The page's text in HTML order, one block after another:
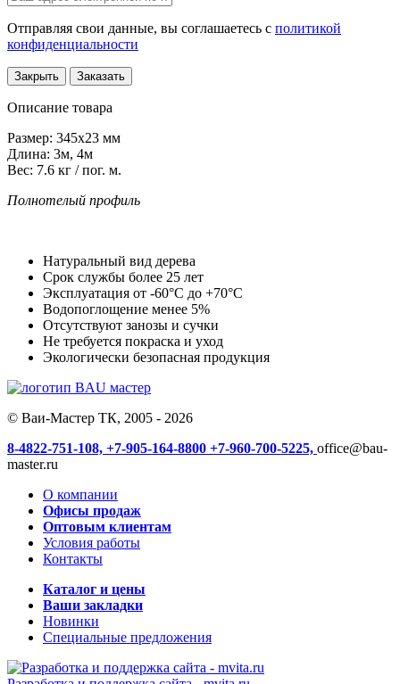
Отправляя свои данные, вы соглашаетесь с политикой
конфиденциальности
Закрыть Заказать
Описание товара
Размер: 345х23 мм
Длина: 3м, 4м
Вес: 7.6 кг / пог. м.
Полнотелый профиль
Натуральный вид дерева
Срок службы более 25 лет
Эксплуатация от -60°С до +70°С
Водопоглощение менее 5%
Отсутствуют занозы и сучки
Не требуется покраска и уход
Экологически безопасная продукция
© Ваи-Мастер ТК, 2005 - 2026
8-4822-751-108, +7-905-164-8800 +7-960-700-5225, office@bau-
master.ru
О компании
Офисы продаж
Оптовым клиентам
Условия работы
Контакты
Каталог и цены
Ваши закладки
Новинки
Специальные предложения